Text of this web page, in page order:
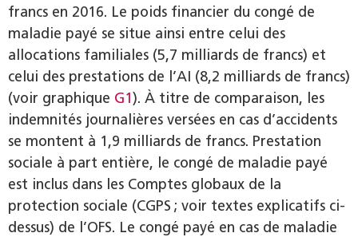
francs en 2016. Le poids financier du congé de
maladie payé se situe ainsi entre celui des
allocations familiales (5,7 milliards de francs) et
celui des prestations de l’AI (8,2 milliards de francs)
(voir graphique G1). À titre de comparaison, les
indemnités journalières versées en cas d’accidents
se montent à 1,9 milliards de francs. Prestation
sociale à part entière, le congé de maladie payé
est inclus dans les Comptes globaux de la
protection sociale (CGPS ; voir textes explicatifs ci-
dessus) de l’OFS. Le congé payé en cas de maladie